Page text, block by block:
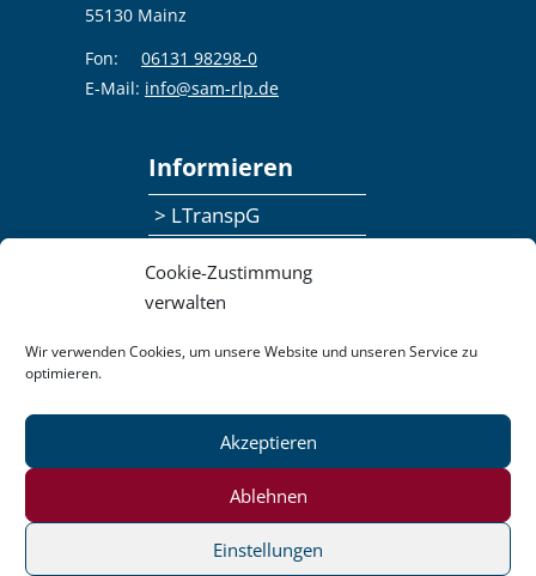
Cookie-Zustimmung
verwalten
Wir verwenden Cookies, um unsere Website und unseren Service zu
optimieren.
Akzeptieren
Ablehnen
Einstellungen
55130 Mainz
Fon:
06131 98298-0
E-Mail: info@sam-rlp.de
Informieren
> LTranspG
> Publikationen
Datenschutzerklärung
Impressum
Pressemitteilungen
Barrierefreiheit